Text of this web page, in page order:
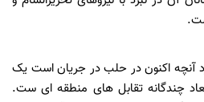
آنچه اکنون در حلب در جریان است یک
چندگانه تقابل های منطقه ای ست.